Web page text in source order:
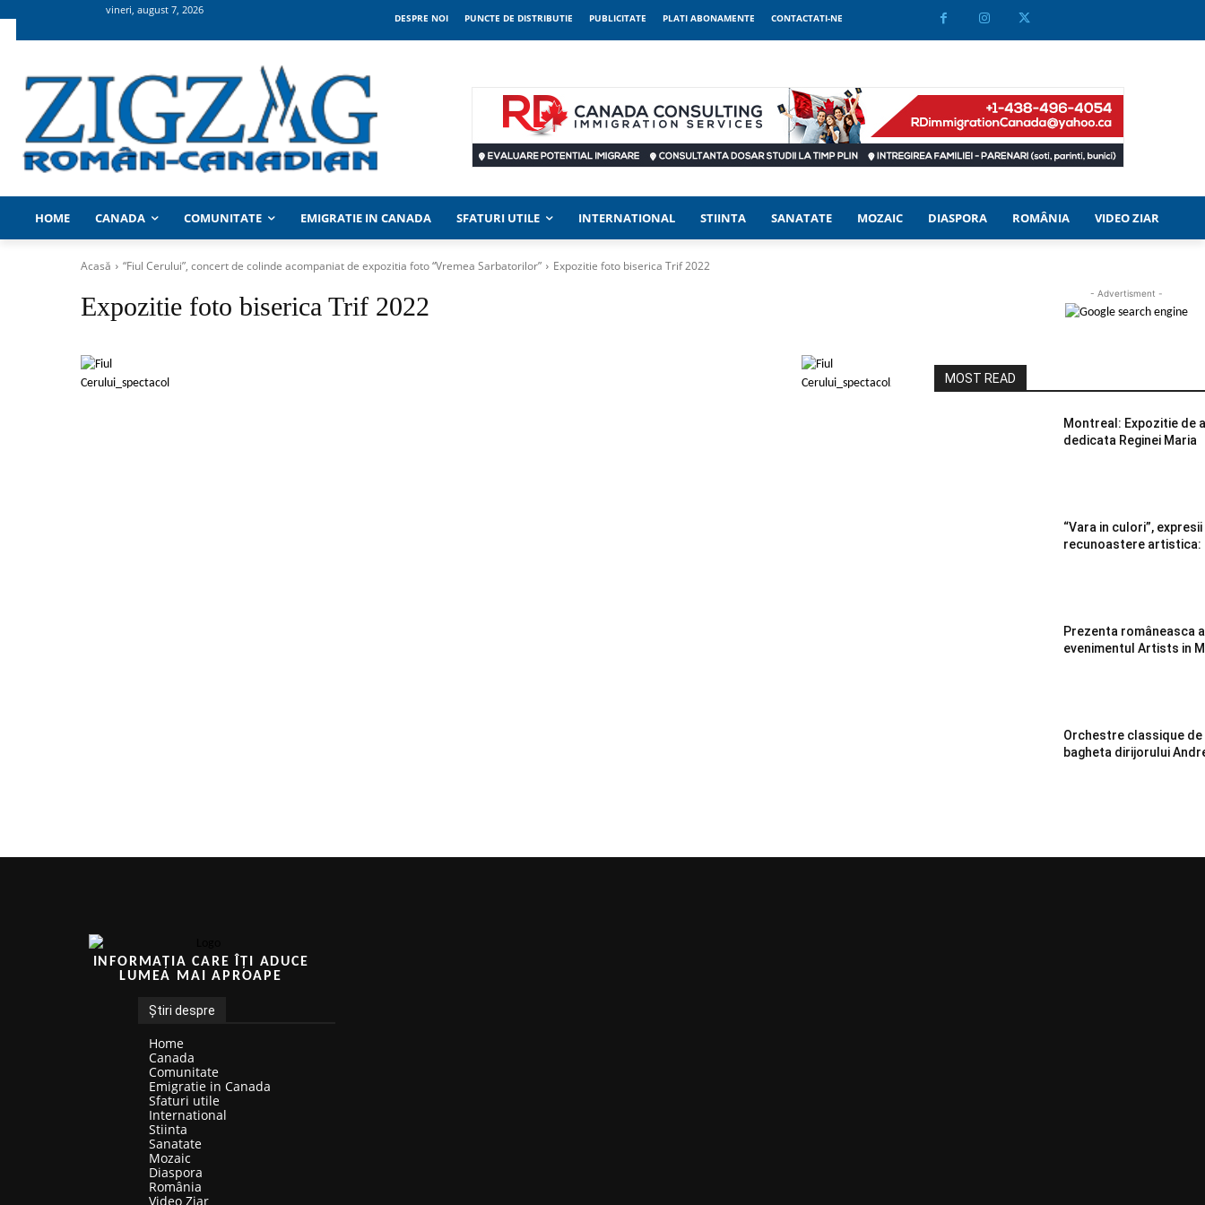
vineri, august 7, 2026
DESPRE NOI PUNCTE DE DISTRIBUTIE PUBLICITATE PLATI ABONAMENTE CONTACTATI-NE
HOME CANADA COMUNITATE EMIGRATIE IN CANADA SFATURI UTILE INTERNATIONAL STIINTA SANATATE MOZAIC DIASPORA ROMÂNIA VIDEO ZIAR
Acasă “Fiul Cerului”, concert de colinde acompaniat de expozitia foto “Vremea Sarbatorilor” Expozitie foto biserica Trif 2022
Expozitie foto biserica Trif 2022 - Advertisment -
MOST READ
Montreal: Expozitie de
dedicata Reginei Maria
“Vara in culori”,
recunoastere artistica:
Prezenta româneasca
evenimentul Artists in
Orchestre classique
bagheta dirijorului
INFORMAȚIA CARE ÎȚI ADUCE
LUMEA MAI APROAPE
Știri despre
Home
Canada
Comunitate
Emigratie in Canada
Sfaturi utile
International
Stiinta
Sanatate
Mozaic
Diaspora
România
Video Ziar